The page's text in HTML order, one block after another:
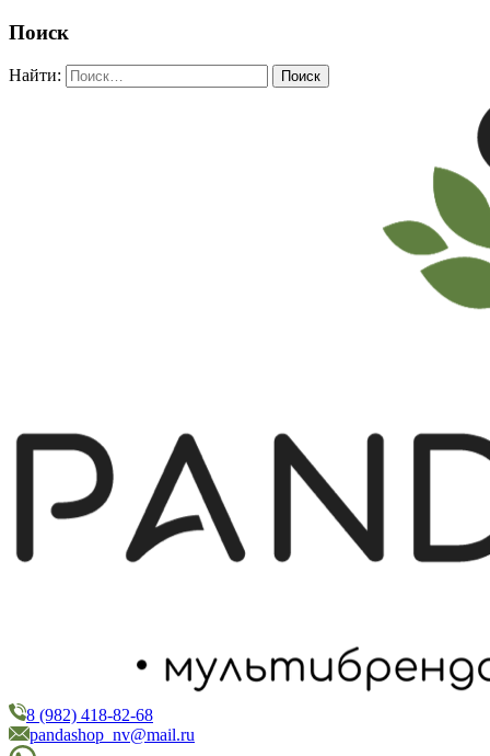
Поиск
Найти:
PandaShop
Интернет-магазин косметики
8 (982) 418-82-68
pandashop_nv@mail.ru